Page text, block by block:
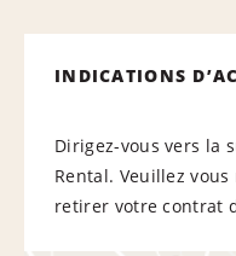
INDICATIONS
Dirigez-vous vers la
Rental. Veuillez
retirer votre contrat